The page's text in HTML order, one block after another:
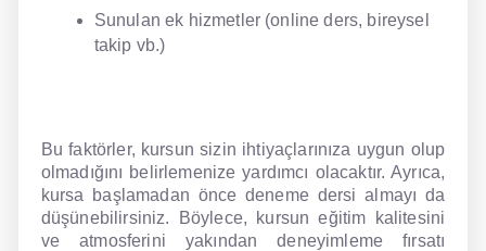
Sunulan ek hizmetler (online ders, bireysel
takip vb.)
Bu faktörler, kursun sizin ihtiyaçlarınıza uygun olup
olmadığını belirlemenize yardımcı olacaktır. Ayrıca,
kursa başlamadan önce deneme dersi almayı da
düşünebilirsiniz. Böylece, kursun eğitim kalitesini
ve atmosferini yakından deneyimleme fırsatı